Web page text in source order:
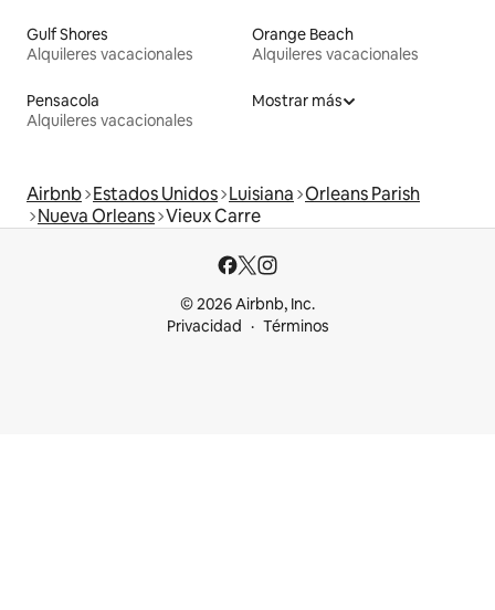
Gulf Shores
Alquileres vacacionales
Orange Beach
Alquileres vacacionales
Pensacola
Alquileres vacacionales
Mostrar más
Airbnb Estados Unidos Luisiana Orleans Parish
Nueva Orleans Vieux Carre
© 2026 Airbnb, Inc.
Privacidad
Términos